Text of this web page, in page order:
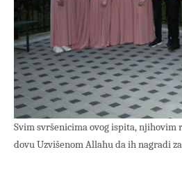
Svim svršenicima ovog ispita,
dovu Uzvišenom Allahu da ih nagradi